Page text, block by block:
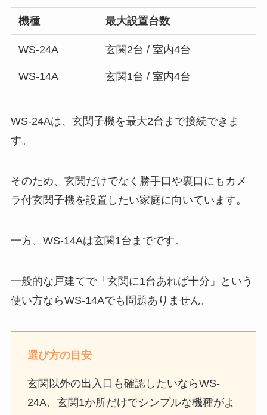
機種 最大設置台数
WS-24A 玄関2台 / 室内4台
WS-14A 玄関1台 / 室内4台
WS-24Aは、玄関子機を最大2台まで接続できま
す。
そのため、玄関だけでなく勝手口や裏口にもカメ
ラ付玄関子機を設置したい家庭に向いています。
一方、WS-14Aは玄関1台までです。
一般的な戸建てで「玄関に1台あれば十分」という
使い方ならWS-14Aでも問題ありません。
選び方の目安
玄関以外の出入口も確認したいならWS-
24A、玄関1か所だけでシンプルな機種がよ